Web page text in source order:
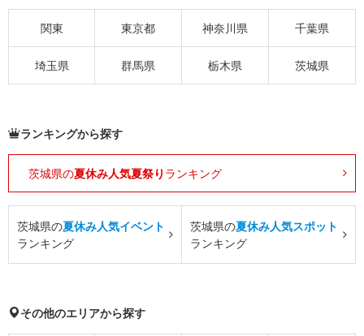
関東 東京都 神奈川県 千葉県
埼玉県 群馬県 栃木県 茨城県
ランキングから探す
茨城県の夏休み人気夏祭り ランキング
茨城県の夏休み人気イベント
ランキング
茨城県の夏休み人気スポット
ランキング
その他のエリアから探す